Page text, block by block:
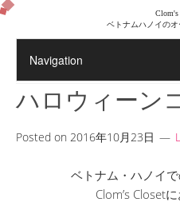
Clom's
ベトナムハノイの
ハロウィーン
Posted on 2016年10月23日
ベトナム・ハノイ
Clom’s Closet